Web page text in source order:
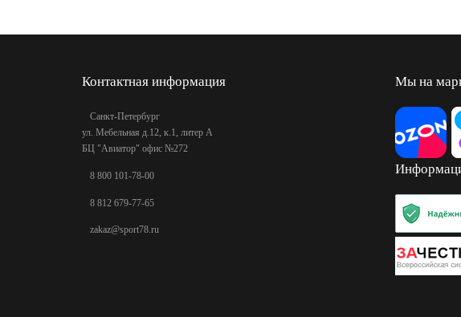
Контактная информация
Санкт-Петербург
ул. Мебельная д.12, к.1, литер А
БЦ "Авиатор" офис №272
8 800 101-78-00
8 812 679-77-65
zakaz@sport78.ru
Мы на